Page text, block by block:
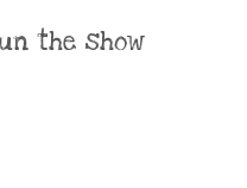
the show